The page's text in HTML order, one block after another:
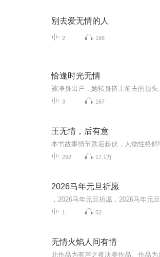
别去爱无情的人
2 166
恰逢时光无情
3 167
王无情，后有意
292 17.1万
2026马年元旦祈愿
1 52
无情火焰人间有情